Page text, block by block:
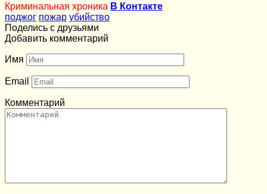
Криминальная хроника В Контакте
поджог пожар убийство
Поделись с друзьями
Добавить комментарий
Имя
Email
Комментарий